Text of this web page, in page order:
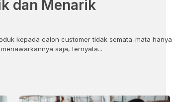
dan Menarik
kepada calon customer tidak semata-mata hanya
saja, ternyata...